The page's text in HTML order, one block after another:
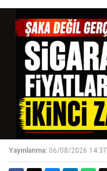
Yayınlanma: 06/08/2026 14:37